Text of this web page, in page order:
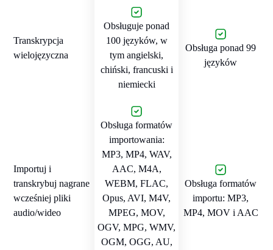
Transkrypcja
wielojęzyczna
Obsługuje ponad
100 języków, w
tym angielski,
chiński, francuski i
niemiecki
Obsługa ponad 99
języków
Importuj i
transkrybuj nagrane
wcześniej pliki
audio/wideo
Obsługa formatów
importowania:
MP3, MP4, WAV,
AAC, M4A,
WEBM, FLAC,
Opus, AVI, M4V,
MPEG, MOV,
OGV, MPG, WMV,
OGM, OGG, AU,
Obsługa formatów
importu: MP3,
MP4, MOV i AAC